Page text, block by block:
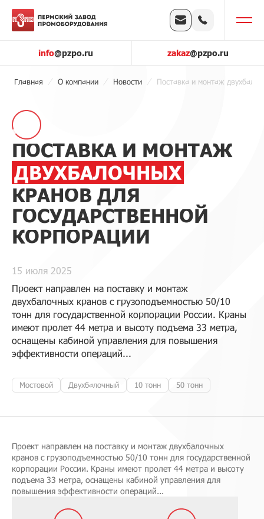
info@pzpo.ru zakaz@pzpo.ru
Главная О компании Новости Поставка и монтаж
ПОСТАВКА И МОНТАЖ
ДВУХБАЛОЧНЫХ
КРАНОВ ДЛЯ
ГОСУДАРСТВЕННОЙ
КОРПОРАЦИИ
15 июля 2025
Проект направлен на поставку и монтаж
двухбалочных кранов с грузоподъемностью 50/10
тонн для государственной корпорации России. Краны
имеют пролет 44 метра и высоту подъема 33 метра,
оснащены кабиной управления для повышения
эффективности операций...
Мостовой Двухбалочный 10 тонн 50 тонн
Проект направлен на поставку и монтаж двухбалочных
кранов с грузоподъемностью 50/10 тонн для государственной
корпорации России. Краны имеют пролет 44 метра и высоту
подъема 33 метра, оснащены кабиной управления для
повышения эффективности операций...